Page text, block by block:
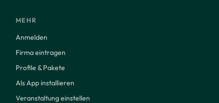
MEHR
Anmelden
Firma eintragen
Profile & Pakete
Als App installieren
Veranstaltung einstellen